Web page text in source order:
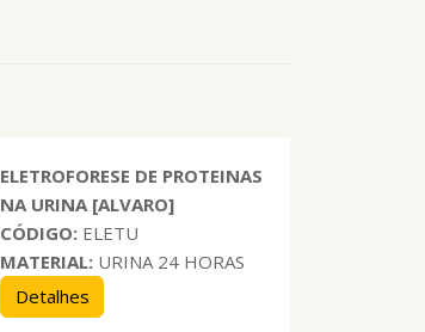
ELETROFORESE DE PROTEINAS
NA URINA [ALVARO]
CÓDIGO: ELETU
MATERIAL: URINA 24 HORAS
Detalhes